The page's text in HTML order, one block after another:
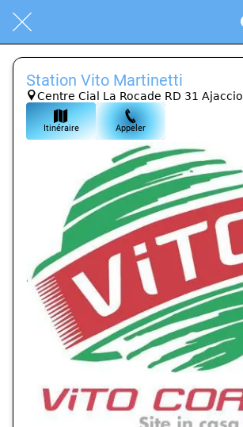
Station Vito Martinetti
Centre Cial La Rocade RD 31 Ajaccio
Itinéraire Appeler